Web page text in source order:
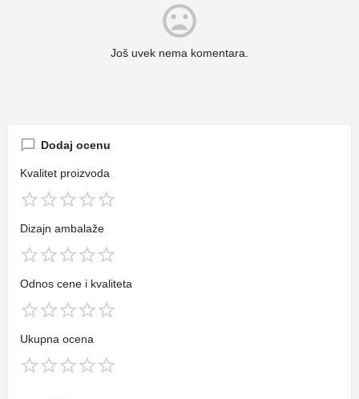
Još uvek nema komentara.
Dodaj ocenu
Kvalitet proizvoda
Dizajn ambalaže
Odnos cene i kvaliteta
Ukupna ocena